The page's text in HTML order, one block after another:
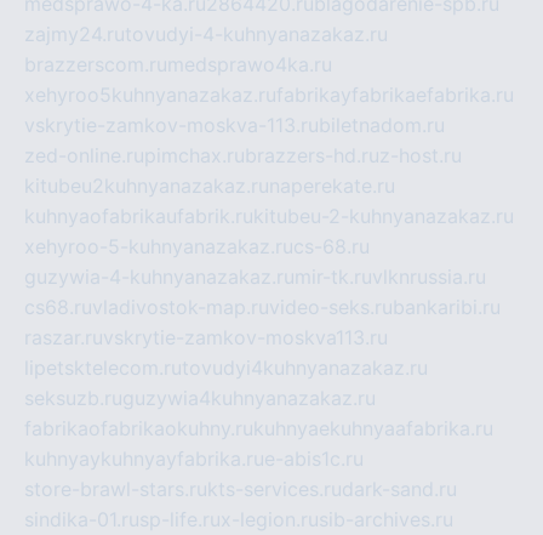
zajmy24.rutovudyi-4-kuhnyanazakaz.ru
brazzerscom.ru medsprawo4ka.ru
xehyroo5kuhnyanazakaz.rufabrikayfabrikaefabrika.ru
vskrytie-zamkov-moskva-113.rubiletnadom.ru
zed-online.rupimchax.rubrazzers-hd.ruz-host.ru
kitubeu2kuhnyanazakaz.ru naperekate.ru
kuhnyaofabrikaufabrik.rukitubeu-2-kuhnyanazakaz.ru
xehyroo-5-kuhnyanazakaz.rucs-68.ru
guzywia-4-kuhnyanazakaz.ru mir-tk.ruvlknrussia.ru
cs68.ruvladivostok-map.ruvideo-seks.rubankaribi.ru
raszar.ruvskrytie-zamkov-moskva113.ru
lipetsktelecom.rutovudyi4kuhnyanazakaz.ru
seksuzb.ruguzywia4kuhnyanazakaz.ru
fabrikaofabrikaokuhny.rukuhnyaekuhnyaafabrika.ru
kuhnyaykuhnyayfabrika.rue-abis1c.ru
store-brawl-stars.rukts-services.rudark-sand.ru
sindika-01.rusp-life.rux-legion.rusib-archives.ru